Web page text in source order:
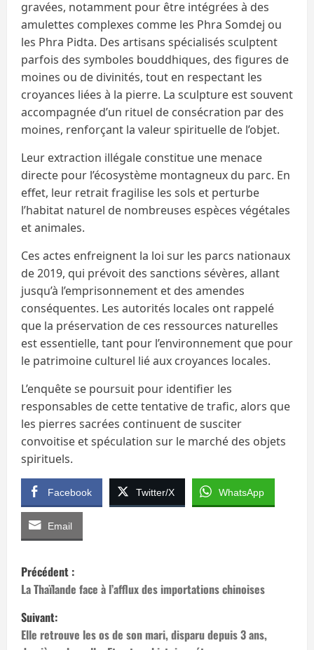
gravées, notamment pour être intégrées à des
amulettes complexes comme les Phra Somdej ou
les Phra Pidta. Des artisans spécialisés sculptent
parfois des symboles bouddhiques, des figures de
moines ou de divinités, tout en respectant les
croyances liées à la pierre. La sculpture est souvent
accompagnée d’un rituel de consécration par des
moines, renforçant la valeur spirituelle de l’objet.
Leur extraction illégale constitue une menace
directe pour l’écosystème montagneux du parc. En
effet, leur retrait fragilise les sols et perturbe
l’habitat naturel de nombreuses espèces végétales
et animales.
Ces actes enfreignent la loi sur les parcs nationaux
de 2019, qui prévoit des sanctions sévères, allant
jusqu’à l’emprisonnement et des amendes
conséquentes. Les autorités locales ont rappelé
que la préservation de ces ressources naturelles
est essentielle, tant pour l’environnement que pour
le patrimoine culturel lié aux croyances locales.
L’enquête se poursuit pour identifier les
responsables de cette tentative de trafic, alors que
les pierres sacrées continuent de susciter
convoitise et spéculation sur le marché des objets
spirituels.
Facebook Twitter/X WhatsApp
Email
N
a
v
Précédent :
La Thaïlande face à l’afflux des importations chinoises
Suivant:
Elle retrouve les os de son mari, disparu depuis 3 ans,